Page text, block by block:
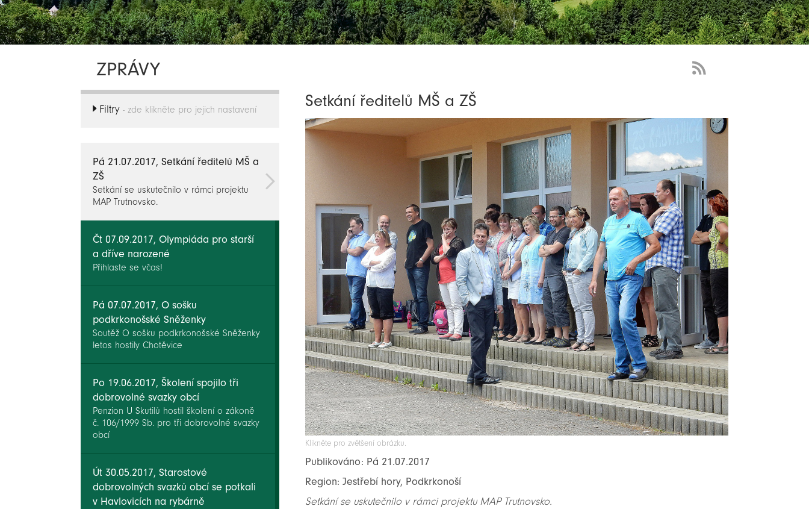
ZPRÁVY
novinky
Filtry - zde klikněte pro jejich nastavení
Pá 21.07.2017, Setkání ředitelů MŠ a
ZŠ
Setkání se uskutečnilo v rámci projektu
MAP Trutnovsko.
Čt 07.09.2017, Olympiáda pro starší
a dříve narozené
Přihlaste se včas!
Pá 07.07.2017, O sošku
podkrkonošské Sněženky
Soutěž O sošku podkrkonošské Sněženky
letos hostily Chotěvice
Po 19.06.2017, Školení spojilo tři
dobrovolné svazky obcí
Penzion U Skutilů hostil školení o zákoně
č. 106/1999 Sb. pro tři dobrovolné svazky
obcí
Út 30.05.2017, Starostové
dobrovolných svazků obcí se potkali
v Havlovicích na rybárně
Setkání ředitelů MŠ a ZŠ
Klikněte pro zvětšení obrázku.
Publikováno: Pá 21.07.2017
Region: Jestřebí hory, Podkrkonoší
Setkání se uskutečnilo v rámci projektu MAP Trutnovsko.